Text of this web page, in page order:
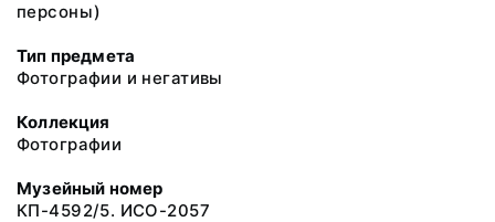
персоны)
Тип предмета
Фотографии и негативы
Коллекция
Фотографии
Музейный номер
КП-4592/5. ИСО-2057